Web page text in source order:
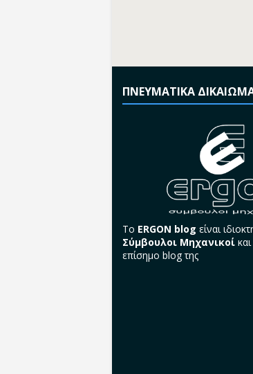
ΠΝΕΥΜΑΤΙΚΑ
Το ERGON blog είναι
Σύμβουλοι Μηχανικοί
επίσημο blog της